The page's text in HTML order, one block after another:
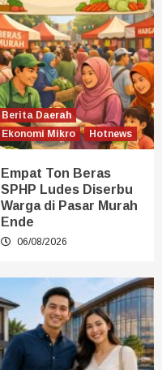
Berita Daerah
Ekonomi Mikro
Hotnews
Empat Ton Beras
SPHP Ludes Diserbu
Warga di Pasar Murah
Ende
06/08/2026